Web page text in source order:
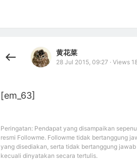
黄花菜
28 Jul 2015, 09:27 · Views
[em_63]
Peringatan: Pendapat yang disampaikan
resmi Followme. Followme tidak bertanggung
yang disediakan, serta tidak bertanggung
kecuali dinyatakan secara tertulis.